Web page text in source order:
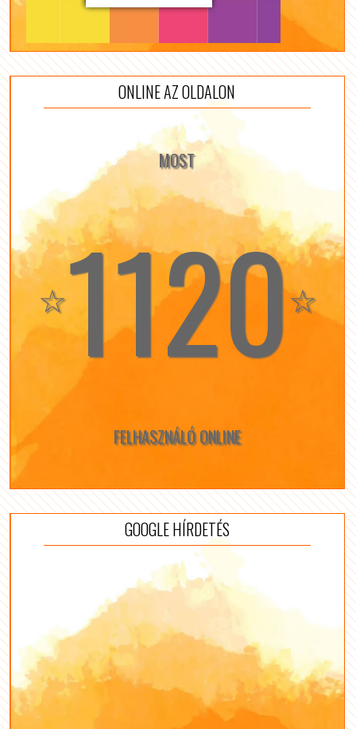
ONLINE AZ OLDALON
MOST
☆1120☆
FELHASZNÁLÓ ONLINE
GOOGLE HÍRDETÉS